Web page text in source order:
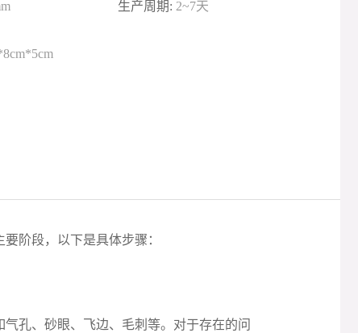
生产周期: 2~7天
阶段，以下是具体步骤：
孔、砂眼、飞边、毛刺等。对于存在的问